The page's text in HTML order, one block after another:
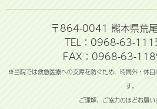
〒864-0041 熊本県荒
TEL：0968-63-1115
FAX：0968-63-
※当院では救急医療への支障を防ぐため、時間外・休
す。
ご理解、ご協力のほどお願い